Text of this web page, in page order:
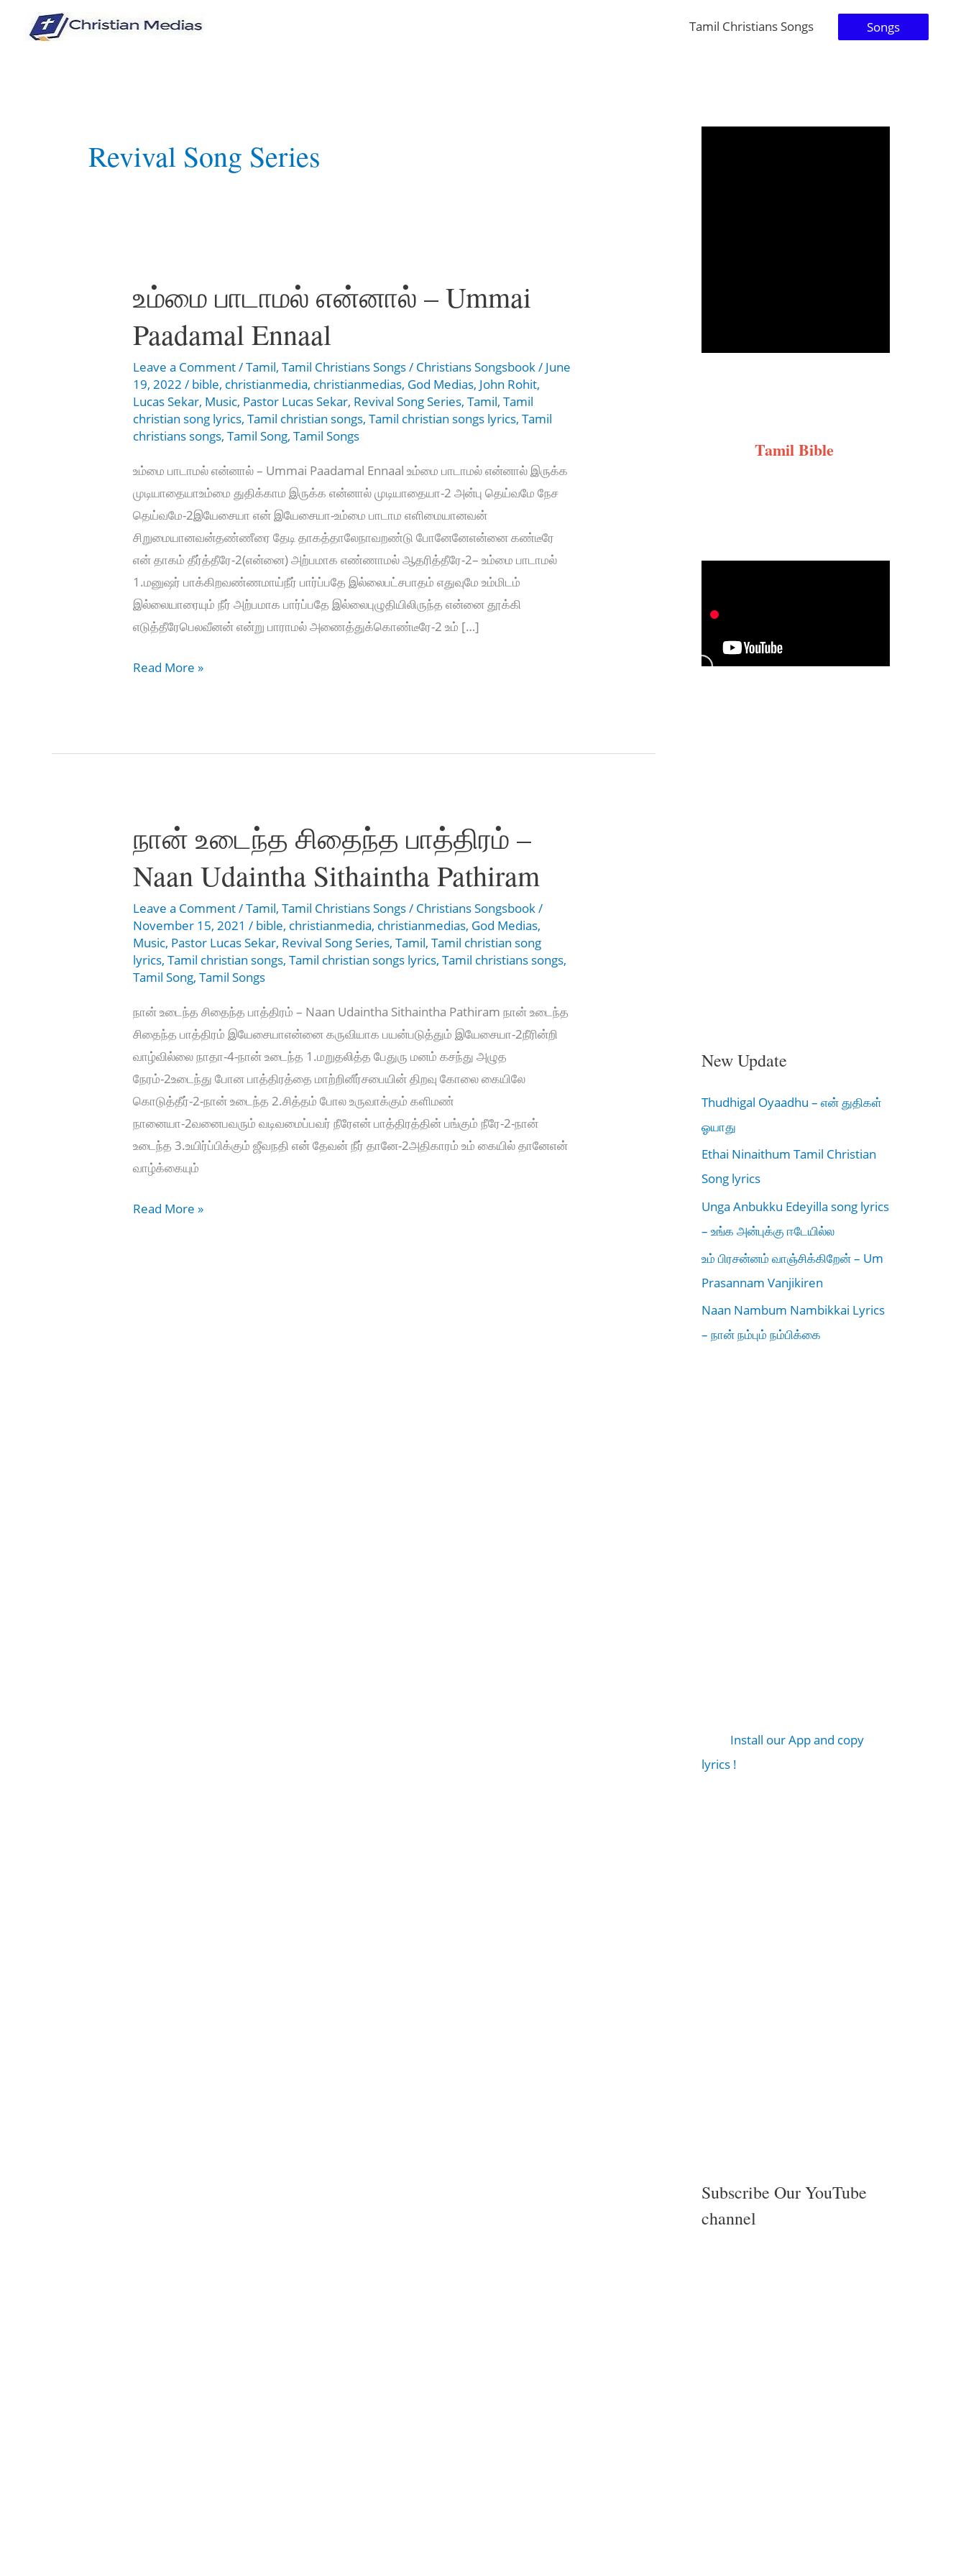
Tamil Christians Songs Songs
Revival Song Series
உம்மை பாடாமல் என்னால் – Ummai
Paadamal Ennaal
Leave a Comment/Tamil,Tamil Christians Songs/ Christians Songsbook/ June
19, 2022/ bible, christianmedia, christianmedias, God Medias, John Rohit,
Lucas Sekar, Music, Pastor Lucas Sekar, Revival Song Series,Tamil,Tamil
christian song lyrics,Tamil christian songs,Tamil christian songs lyrics,Tamil
christians songs,Tamil Song,Tamil Songs
உம்மை பாடாமல் என்னால் – Ummai Paadamal Ennaal உம்மை பாடாமல் என்னால் இருக்க
முடியாதையாஉம்மை துதிக்காம இருக்க என்னால் முடியாதையா-2 அன்பு தெய்வமே நேச
தெய்வமே-2இயேசையா என் இயேசையா-உம்மை பாடாம எளிமையானவன்
சிறுமையானவன்தண்ணீரை தேடி தாகத்தாலேநாவறண்டு போனேனேஎன்னை கண்டீரே
என் தாகம் தீர்த்தீரே-2(என்னை) அற்பமாக எண்ணாமல் ஆதரித்தீரே-2– உம்மை பாடாமல்
1.மனுஷர் பாக்கிறவண்ணமாய்நீர் பார்ப்பதே இல்லைபட்சபாதம் எதுவுமே உம்மிடம்
இல்லையாரையும் நீர் அற்பமாக பார்ப்பதே இல்லைபுழுதியிலிருந்த என்னை தூக்கி
எடுத்தீரேபெலவீனன் என்று பாராமல் அணைத்துக்கொண்டீரே-2 உம் […]
உம்மை
Ummai
Read More »
நான் உடைந்த சிதைந்த பாத்திரம் –
Naan Udaintha Sithaintha Pathiram
Leave a Comment/Tamil,Tamil Christians Songs/ Christians Songsbook/
November 15, 2021/ bible, christianmedia, christianmedias, God Medias,
Music, Pastor Lucas Sekar, Revival Song Series,Tamil,Tamil christian song
lyrics,Tamil christian songs,Tamil christian songs lyrics,Tamil christians songs,
Tamil Song,Tamil Songs
நான் உடைந்த சிதைந்த பாத்திரம் – Naan Udaintha Sithaintha Pathiram நான் உடைந்த
சிதைந்த பாத்திரம் இயேசையாஎன்னை கருவியாக பயன்படுத்தும் இயேசையா-2நீரின்றி
வாழ்வில்லை நாதா-4-நான் உடைந்த 1.மறுதலித்த பேதுரு மனம் கசந்து அழுத
நேரம்-2உடைந்து போன பாத்திரத்தை மாற்றினீர்சபையின் திறவு கோலை கையிலே
கொடுத்தீர்-2-நான் உடைந்த 2.சித்தம் போல உருவாக்கும் களிமண்
நானையா-2வனைபவரும் வடிவமைப்பவர் நீரேஎன் பாத்திரத்தின் பங்கும் நீரே-2-நான்
உடைந்த 3.உயிர்ப்பிக்கும் ஜீவநதி என் தேவன் நீர் தானே-2அதிகாரம் உம் கையில் தானேஎன்
வாழ்க்கையும்
நான்
Read More »
Tamil Bible
New Update
Thudhigal Oyaadhu – என் துதிகள்
ஓயாது
Ethai Ninaithum Tamil Christian
Song lyrics
Unga Anbukku Edeyilla song lyrics
– உங்க அன்புக்கு ஈடேயில்ல
உம் பிரசன்னம் வாஞ்சிக்கிறேன் – Um
Prasannam Vanjikiren
Naan Nambum Nambikkai Lyrics
– நான் நம்பும் நம்பிக்கை
Install our App and copy
lyrics !
Subscribe Our YouTube
channel